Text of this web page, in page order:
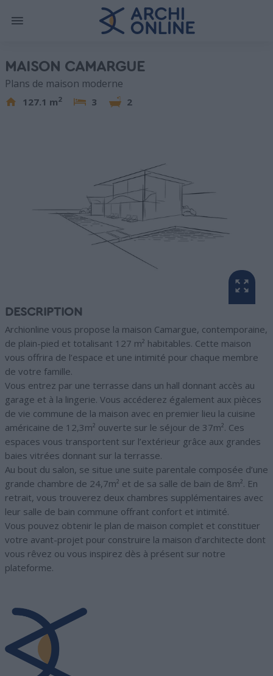
MAISON CAMARGUE
Plans de maison moderne
127.1 m2 3 2
DESCRIPTION
Archionline vous propose la maison Camargue, contemporaine,
de plain-pied et totalisant 127 m² habitables. Cette maison
vous offrira de l’espace et une intimité pour chaque membre
de votre famille.
Vous entrez par une terrasse dans un hall donnant accès au
garage et à la lingerie. Vous accéderez également aux pièces
de vie commune de la maison avec en premier lieu la cuisine
américaine de 12,3m² ouverte sur le séjour de 37m². Ces
espaces vous transportent sur l’extérieur grâce aux grandes
baies vitrées donnant sur la terrasse.
Au bout du salon, se situe une suite parentale composée d’une
grande chambre de 24,7m² et de sa salle de bain de 8m². En
retrait, vous trouverez deux chambres supplémentaires avec
leur salle de bain commune offrant confort et intimité.
Vous pouvez obtenir le plan de maison complet et constituer
votre avant-projet pour construire la maison d’architecte dont
vous rêvez ou vous inspirez dès à présent sur notre
plateforme.